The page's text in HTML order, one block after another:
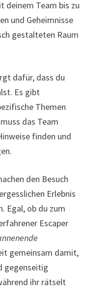
deinem Team bis zu
und Geheimnisse
gestalteten Raum
dafür, dass du
Es gibt
Themen
das Team
finden und
den Besuch
Erlebnis
Egal, ob du zum
Escaper
gemeinsam damit,
gegenseitig
ihr rätselt